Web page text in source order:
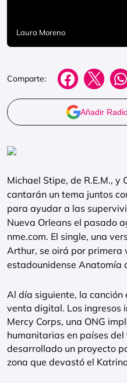
Laura Moreno
Comparte:
Añadir
Michael Stipe, de R.E.M., y
cantarán un tema juntos
para ayudar a las
Nueva Orleans el pasado
nme.com. El single, una
Arthur, se oirá por primera
estadounidense Anatomía
Al día siguiente, la
venta digital. Los ingresos
Mercy Corps, una ONG
humanitarias en países
desarrollado un proyecto
zona que devastó el